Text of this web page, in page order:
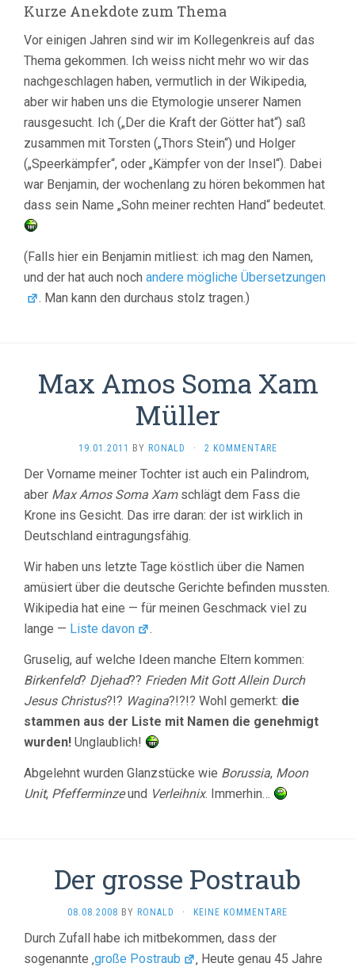
Kurze Anekdote zum Thema
Vor einigen Jahren sind wir im Kollegenkreis auf das
Thema gekommen. Ich weiss nicht mehr wo wir das
nachgeschlagen haben, vermutlich in der Wikipedia,
aber wir haben uns die Etymologie unserer Namen
rausgesucht. Ich („Der die Kraft der Götter hat“) saß
zusammen mit Torsten („Thors Stein“) und Holger
(„Speerkämpfer“, oder „Kämpfer von der Insel“). Dabei
war Benjamin, der wochenlang zu hören bekommen hat
dass sein Name „Sohn meiner rechten Hand“ bedeutet.
(Falls hier ein Benjamin mitliest: ich mag den Namen,
und der hat auch noch andere mögliche Übersetzungen
. Man kann den durchaus stolz tragen.)
Max Amos Soma Xam
Müller
19.01.2011 BY RONALD · 2 KOMMENTARE
Der Vorname meiner Tochter ist auch ein Palindrom,
aber Max Amos Soma Xamschlägt dem Fass die
Krone ins Gesicht. Das irre daran: der ist wirklich in
Deutschland eintragungsfähig.
Wir haben uns letzte Tage köstlich über die Namen
amüsiert über die deutsche Gerichte befinden mussten.
Wikipedia hat eine — für meinen Geschmack viel zu
lange — Liste davon .
Gruselig, auf welche Ideen manche Eltern kommen:
Birkenfeld? Djehad?? Frieden Mit Gott Allein Durch
Jesus Christus?!? Wagina?!?!? Wohl gemerkt: die
stammen aus der Liste mit Namen die genehmigt
wurden! Unglaublich!
Abgelehnt wurden Glanzstücke wie Borussia, Moon
Unit, Pfefferminzeund Verleihnix. Immerhin…
Der grosse Postraub
08.08.2008 BY RONALD · KEINE KOMMENTARE
Durch Zufall habe ich mitbekommen, dass der
sogenannte ‚große Postraub ‚ Heute genau 45 Jahre